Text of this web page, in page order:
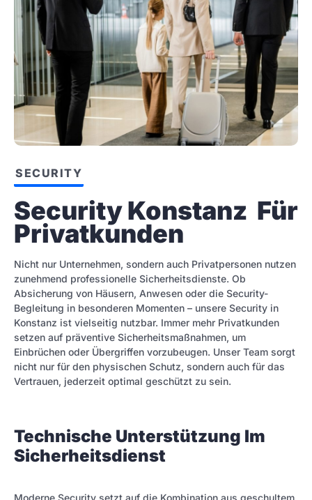
SECURITY
Security Konstanz  Für
Privatkunden
Nicht nur Unternehmen, sondern auch Privatpersonen nutzen
zunehmend professionelle Sicherheitsdienste. Ob
Absicherung von Häusern, Anwesen oder die Security-
Begleitung in besonderen Momenten – unsere Security in
Konstanz ist vielseitig nutzbar. Immer mehr Privatkunden
setzen auf präventive Sicherheitsmaßnahmen, um
Einbrüchen oder Übergriffen vorzubeugen. Unser Team sorgt
nicht nur für den physischen Schutz, sondern auch für das
Vertrauen, jederzeit optimal geschützt zu sein.
Technische Unterstützung Im
Sicherheitsdienst
Moderne Security setzt auf die Kombination aus geschultem